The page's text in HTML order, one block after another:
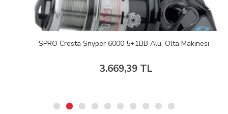
SPRO Cresta Snyper 6000 5+1BB Alü. Olta Makinesi
3.669,39 TL